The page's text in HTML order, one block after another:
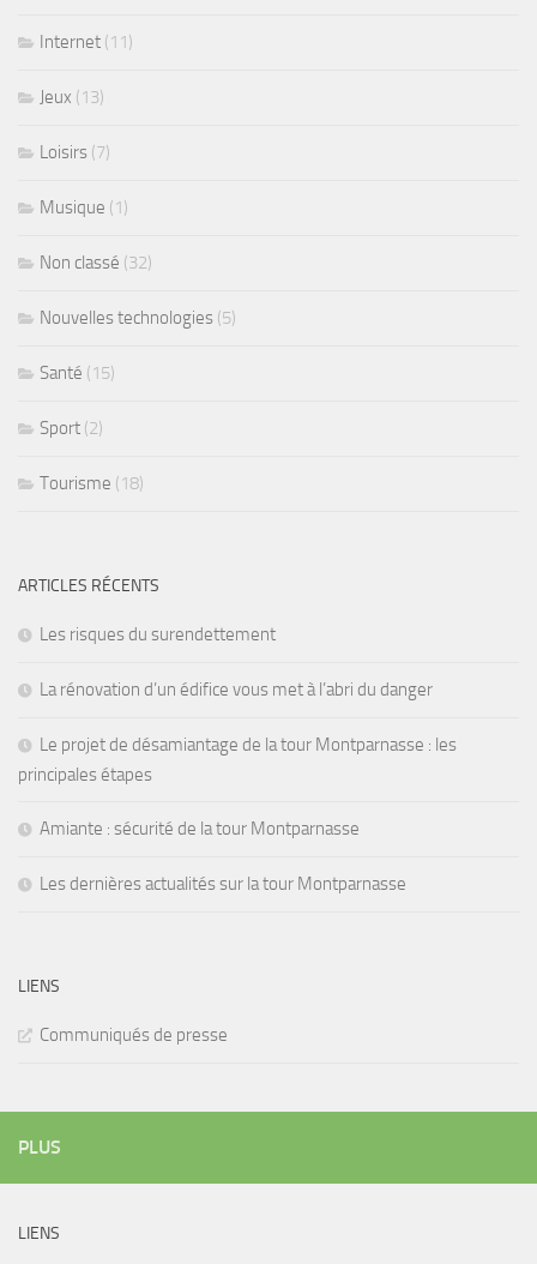
Internet (11)
Jeux (13)
Loisirs (7)
Musique (1)
Non classé (32)
Nouvelles technologies (5)
Santé (15)
Sport (2)
Tourisme (18)
ARTICLES RÉCENTS
Les risques du surendettement
La rénovation d’un édifice vous met à l’abri du danger
Le projet de désamiantage de la tour Montparnasse : les
principales étapes
Amiante : sécurité de la tour Montparnasse
Les dernières actualités sur la tour Montparnasse
LIENS
Communiqués de presse
PLUS
LIENS